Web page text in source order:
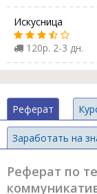
Искусница
120р. 2-3 дн.
Реферат
Заработать на
Реферат по